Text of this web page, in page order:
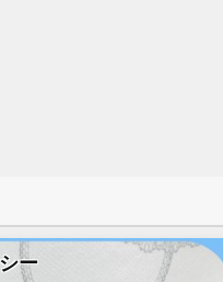
ー